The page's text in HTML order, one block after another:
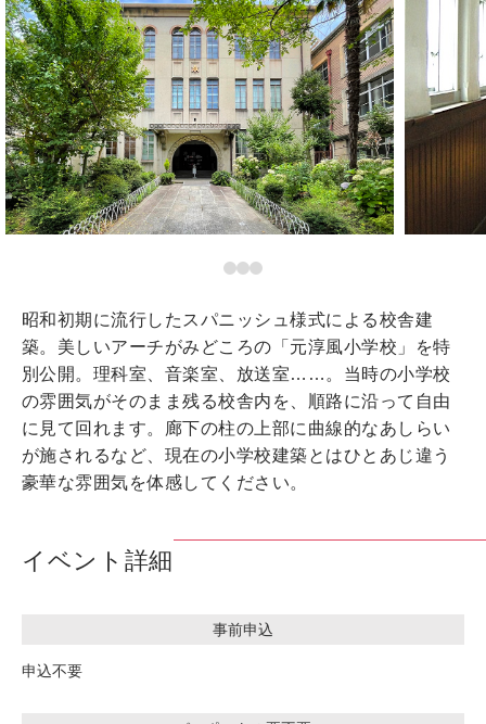
昭和初期に流行したスパニッシュ様式による校舎建
築。美しいアーチがみどころの「元淳風小学校」を特
別公開。理科室、音楽室、放送室……。当時の小学校
の雰囲気がそのまま残る校舎内を、順路に沿って自由
に見て回れます。廊下の柱の上部に曲線的なあしらい
が施されるなど、現在の小学校建築とはひとあじ違う
豪華な雰囲気を体感してください。
イベント詳細
事前申込
申込不要